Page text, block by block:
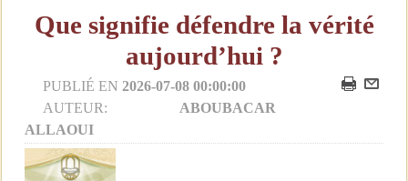
Que signifie défendre la vérité
aujourd’hui ?
PUBLIÉ EN 2026-07-08 00:00:00
AUTEUR:
ABOUBACAR
ALLAOUI